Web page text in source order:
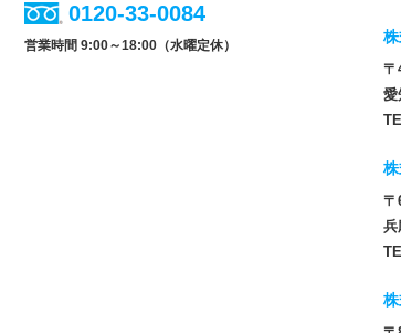
0120-33-0084
営業時間 9:00～18:00（水曜定休）
〒
愛
〒
兵